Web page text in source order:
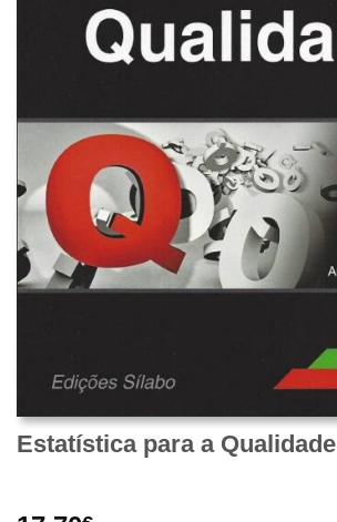
Estatística para a Qualidade